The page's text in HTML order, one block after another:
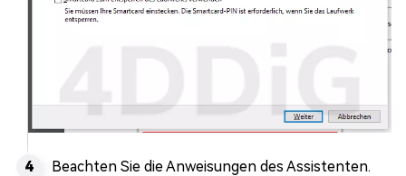
Beachten Sie die Anweisungen des Assistenten.